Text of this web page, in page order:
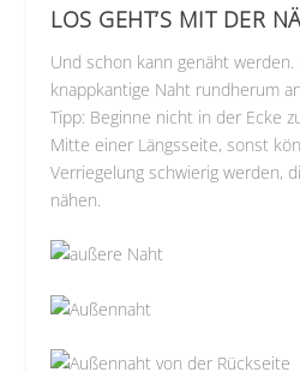
LOS GEHT’S MIT DER
Und schon kann genäht
knappkantige Naht rundherum an.
Tipp: Beginne nicht in der Ecke
Mitte einer Längsseite, sonst
Verriegelung schwierig werden,
nähen.